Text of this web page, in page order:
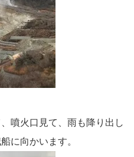
噴火口見て、雨も降り出し
に向かいます。